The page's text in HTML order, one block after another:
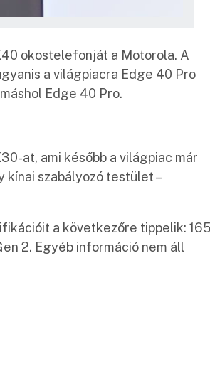
okostelefonját a Motorola. A
a világpiacra Edge 40 Pro
Edge 40 Pro.
at, ami később a világpiac már
kínai szabályozó testület –
a következőre tippelik:
2. Egyéb információ nem áll